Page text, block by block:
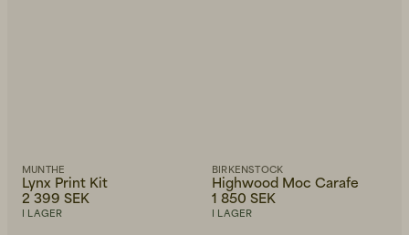
MUNTHE
Lynx Print Kit
2 399 SEK
I LAGER
BIRKENSTOCK
Highwood Moc Carafe
1 850 SEK
I LAGER